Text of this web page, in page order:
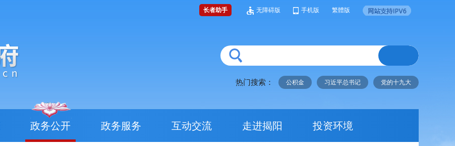
长者助手 无障碍版 手机版 繁體版
热门搜索： 公积金 习近平总书记 党的十九大
政务公开 政务服务 互动交流 走进揭阳 投资环境